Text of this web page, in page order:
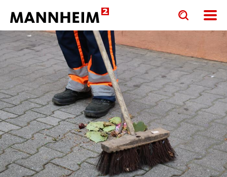
Toggle
search
input
Toggle
search
input